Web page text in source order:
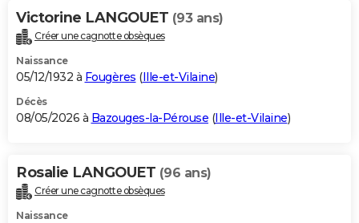
Carte de Noël
Carte Bonne année
Carte Saint-Valentin
Carte Pâques
Carte d'anniversaire
DICTIONNAIRE
Dictionnaire
Biographies
Citations
Expressions
Proverbes
PROGRAMME TV
S'inscrire
Se connecter
Lycées
Collèges
Primaires
Universités
Entreprises
Service militaire
Avis de recherche
AVIS DE DÉCÈS
Bricolage
Lifestyle
Culture
Sport
Auto
Television
Voyage
Cinema
Victorine LANGOUET (93 ans)
Créer une cagnotte obsèques
Naissance
05/12/1932 à Fougères (Ille-et-Vilaine)
Décès
08/05/2026 à Bazouges-la-Pérouse (Ille-et-Vilaine)
Rosalie LANGOUET (96 ans)
Créer une cagnotte obsèques
Naissance